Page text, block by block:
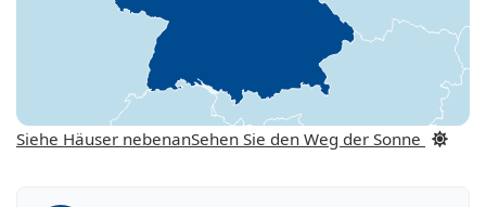
Siehe Häuser nebenanSehen Sie den Weg der Sonne